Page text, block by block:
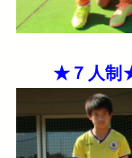
★７人制